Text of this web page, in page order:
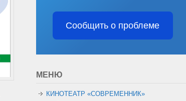
Сообщить о проблеме
МЕНЮ
КИНОТЕАТР «СОВРЕМЕННИК»